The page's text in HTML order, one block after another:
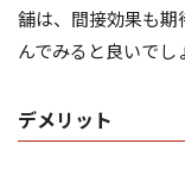
舗は、間接効果も期
んでみると良いでし
デメリット